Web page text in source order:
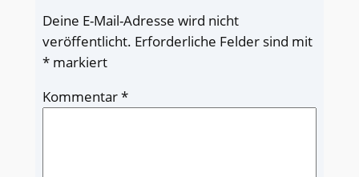
Deine E-Mail-Adresse wird nicht
veröffentlicht. Erforderliche Felder sind mit
*markiert
Kommentar*